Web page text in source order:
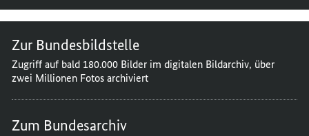
Zur Bundesbildstelle
Zugriff auf bald 180.000 Bilder im digitalen Bildarchiv, über
zwei Millionen Fotos archiviert
Zum Bundesarchiv